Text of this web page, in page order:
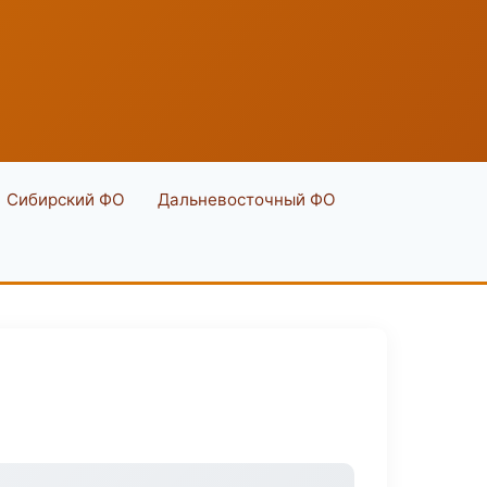
Сибирский ФО Дальневосточный ФО